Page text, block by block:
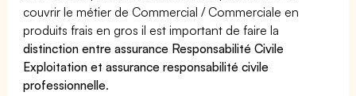
couvrir le métier de Commercial / Commerciale en
produits frais en gros il est important de faire la
distinction entre assurance Responsabilité Civile
Exploitation et assurance responsabilité civile
professionnelle.